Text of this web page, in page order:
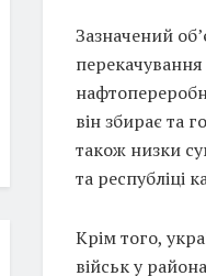
Зазначений
він збирає та
також низки
та республіці
Крім того,
військ у